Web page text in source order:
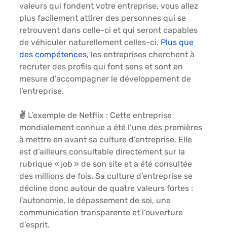
valeurs qui fondent votre entreprise, vous allez
plus facilement attirer des personnes qui se
retrouvent dans celle-ci et qui seront capables
de véhiculer naturellement celles-ci. Plus que
des compétences, les entreprises cherchent à
recruter des profils qui font sens et sont en
mesure d’accompagner le développement de
l’entreprise.
✌️ L’exemple de Netflix : Cette entreprise
mondialement connue a été l’une des premières
à mettre en avant sa culture d’entreprise. Elle
est d’ailleurs consultable directement sur la
rubrique « job » de son site et a été consultée
des millions de fois. Sa culture d’entreprise se
décline donc autour de quatre valeurs fortes :
l’autonomie, le dépassement de soi, une
communication transparente et l’ouverture
d’esprit.